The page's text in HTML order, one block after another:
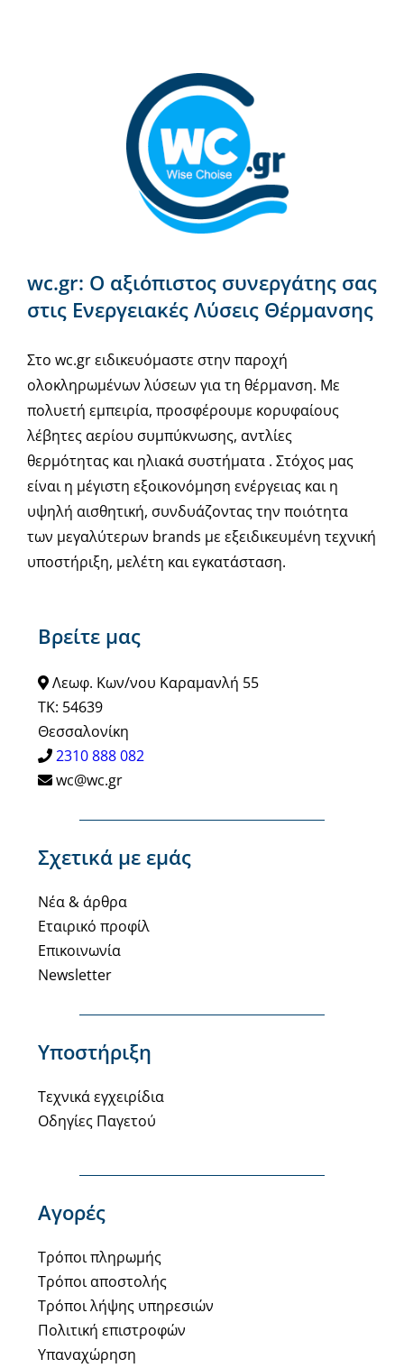
Βρείτε μας
Λεωφ. Κων/νου Καραμανλή 55
ΤΚ: 54639
Θεσσαλονίκη
2310 888 082
wc@wc.gr
Σχετικά με εμάς
Νέα & άρθρα
Εταιρικό προφίλ
Επικοινωνία
Newsletter
Υποστήριξη
Τεχνικά εγχειρίδια
Οδηγίες Παγετού
Αγορές
Τρόποι πληρωμής
Τρόποι αποστολής
Τρόποι λήψης υπηρεσιών
Πολιτική επιστροφών
Υπαναχώρηση
wc.gr: Ο αξιόπιστος συνεργάτης σας
στις Ενεργειακές Λύσεις Θέρμανσης
Στο wc.gr ειδικευόμαστε στην παροχή
ολοκληρωμένων λύσεων για τη θέρμανση. Με
πολυετή εμπειρία, προσφέρουμε κορυφαίους
λέβητες αερίου συμπύκνωσης, αντλίες
θερμότητας και ηλιακά συστήματα . Στόχος μας
είναι η μέγιστη εξοικονόμηση ενέργειας και η
υψηλή αισθητική, συνδυάζοντας την ποιότητα
των μεγαλύτερων brands με εξειδικευμένη τεχνική
υποστήριξη, μελέτη και εγκατάσταση.